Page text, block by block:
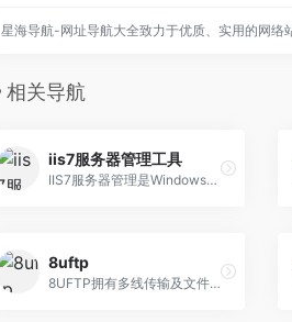
星海导航-网址导航大全致力于优质、实用的网络
相关导航
iis7服务器管理工具
IIS7服务器管理是Windows系统、Linux系统等服务器的批量管理工具,简单、便捷、高效、直观,支持批量管理、操作同步、到期提醒、数据安全、定时执行,感兴趣的朋友不要错过了
8uftp
8UFTP拥有多线传输及文件续传的功能,让你可以稳定且大量的传输文件,管理多个ftp站点,使用拖拉即可完成文件或文件夹的上传、下载。 伸缩自如 装有8UFtp服务端软件